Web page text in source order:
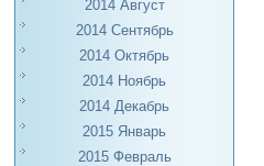
2014 Август
2014 Сентябрь
2014 Октябрь
2014 Ноябрь
2014 Декабрь
2015 Январь
2015 Февраль